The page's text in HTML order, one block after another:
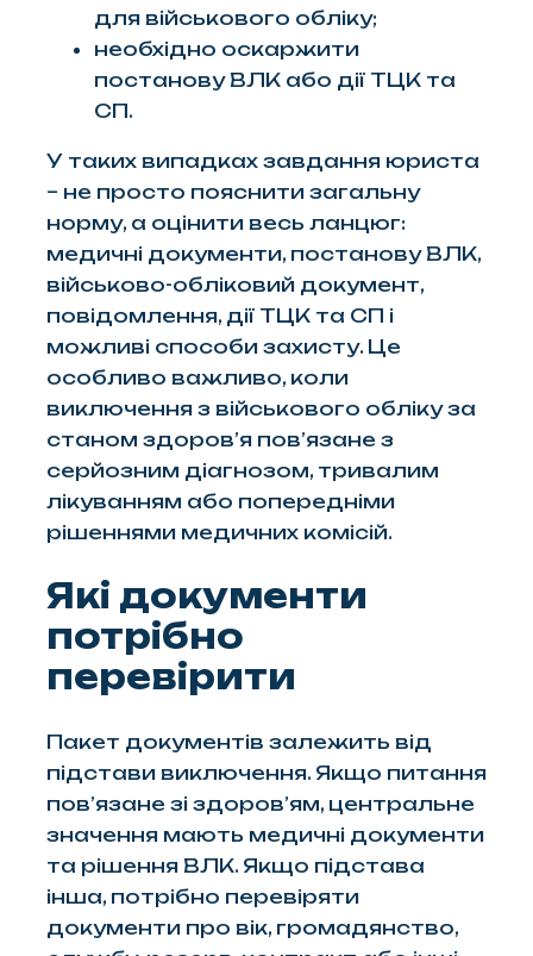
для військового обліку;
необхідно оскаржити
постанову ВЛК або дії ТЦК та
СП.
У таких випадках завдання юриста
– не просто пояснити загальну
норму, а оцінити весь ланцюг:
медичні документи, постанову ВЛК,
військово-обліковий документ,
повідомлення, дії ТЦК та СП і
можливі способи захисту. Це
особливо важливо, коли
виключення з військового обліку за
станом здоров’я пов’язане з
серйозним діагнозом, тривалим
лікуванням або попередніми
рішеннями медичних комісій.
Які документи
потрібно
перевірити
Пакет документів залежить від
підстави виключення. Якщо питання
пов’язане зі здоров’ям, центральне
значення мають медичні документи
та рішення ВЛК. Якщо підстава
інша, потрібно перевіряти
документи про вік, громадянство,